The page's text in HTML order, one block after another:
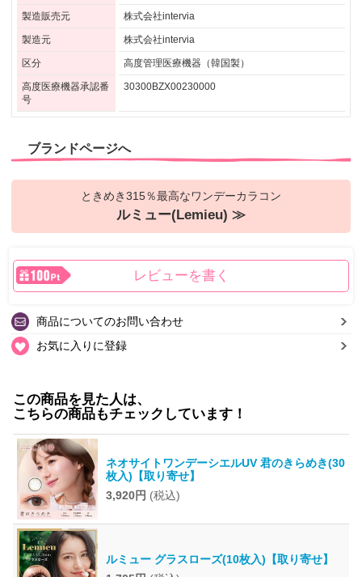
製造販売元 株式会社intervia
製造元 株式会社intervia
区分 高度管理医療機器（韓国製）
高度医療機器承認番
号
30300BZX00230000
ブランドページへ
ときめき315％最高なワンデーカラコン
ルミュー(Lemieu) ≫
レビューを書く
商品についてのお問い合わせ
お気に入りに登録
この商品を見た人は、
こちらの商品もチェックしています！
ネオサイトワンデーシエルUV 君のきらめき(30
枚入)【取り寄せ】
3,920円 (税込)
ルミュー グラスローズ(10枚入)【取り寄せ】